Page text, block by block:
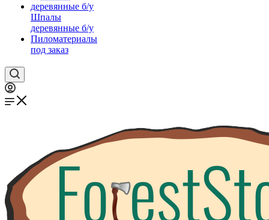
Шпалы
деревянные б/у
Пиломатериалы
под заказ